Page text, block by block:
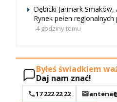
Dębicki Jarmark Smaków,
Rynek pełen
4 godziny temu
Byłeś świadkiem
Daj nam znać!
17 222 22 22